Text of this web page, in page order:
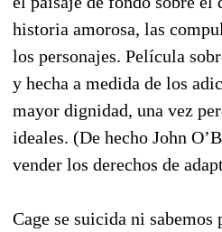
historia amorosa, las
los personajes. Película
y hecha a medida de los
mayor dignidad, una vez
ideales. (De hecho John
vender los derechos de
Cage se suicida ni